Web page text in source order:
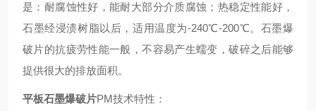
是：耐腐蚀性好，能耐大部分介质腐蚀；热稳定性能好，
石墨经浸渍树脂以后，适用温度为-240℃-200℃。石墨爆
破片的抗疲劳性能一般，不容易产生蠕变，破碎之后能够
提供很大的排放面积。
平板石墨爆破片PM技术特性：